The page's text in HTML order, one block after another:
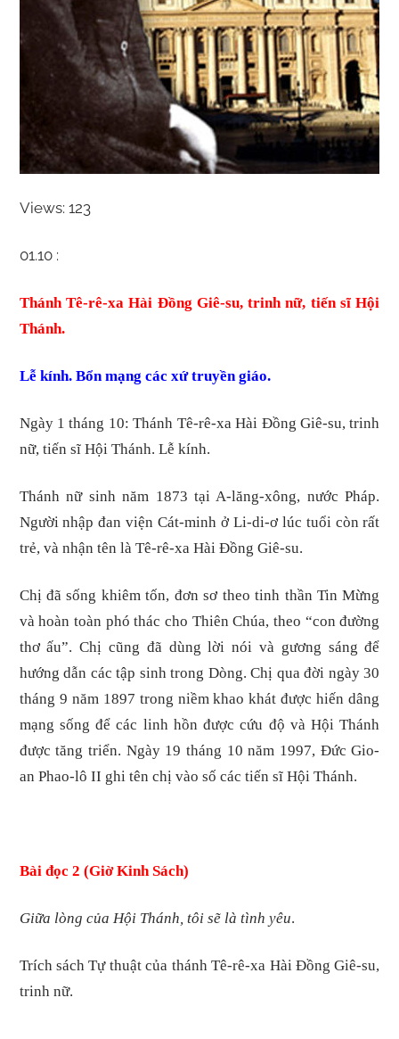
Views: 123
01.10 :
Thánh Tê-rê-xa Hài Ðồng Giê-su, trinh nữ, tiến sĩ Hội
Thánh.
Lễ kính. Bổn mạng các xứ truyền giáo.
Ngày 1 tháng 10: Thánh Tê-rê-xa Hài Ðồng Giê-su, trinh
nữ, tiến sĩ Hội Thánh. Lễ kính.
Thánh nữ sinh năm 1873 tại A-lăng-xông, nước Pháp.
Người nhập đan viện Cát-minh ở Li-di-ơ lúc tuổi còn rất
trẻ, và nhận tên là Tê-rê-xa Hài Đồng Giê-su.
Chị đã sống khiêm tốn, đơn sơ theo tinh thần Tin Mừng
và hoàn toàn phó thác cho Thiên Chúa, theo “con đường
thơ ấu”. Chị cũng đã dùng lời nói và gương sáng để
hướng dẫn các tập sinh trong Dòng. Chị qua đời ngày 30
tháng 9 năm 1897 trong niềm khao khát được hiến dâng
mạng sống để các linh hồn được cứu độ và Hội Thánh
được tăng triển. Ngày 19 tháng 10 năm 1997, Đức Gio-
an Phao-lô II ghi tên chị vào số các tiến sĩ Hội Thánh.
Bài đọc 2 (Giờ Kinh Sách)
Giữa lòng của Hội Thánh, tôi sẽ là tình yêu.
Trích sách Tự thuật của thánh Tê-rê-xa Hài Đồng Giê-su,
trinh nữ.